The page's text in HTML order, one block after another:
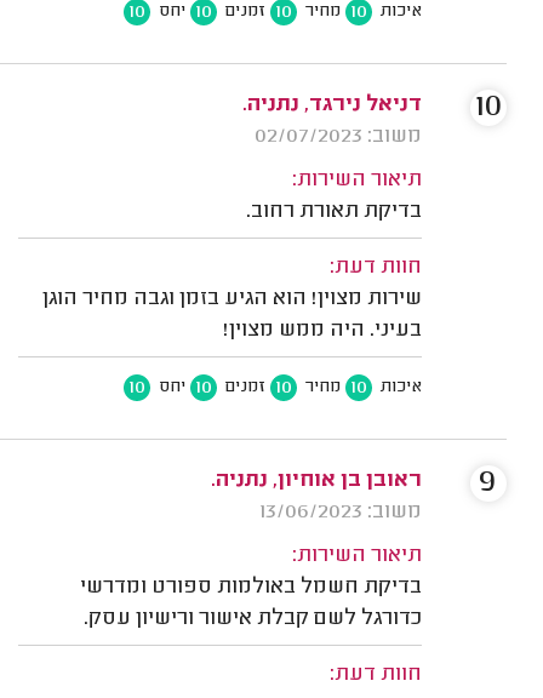
איכות 10 מחיר 10 זמנים 10 יחס 10
דניאל נירגד, נתניה.
משוב: 02/07/2023
תיאור השירות:
בדיקת תאורת רחוב.
חוות דעת:
שירות מצוין! הוא הגיע בזמן וגבה מחיר הוגן
בעיני. היה ממש מצוין!
איכות 10 מחיר 10 זמנים 10 יחס 10
10
ראובן בן אוחיון, נתניה.
משוב: 13/06/2023
תיאור השירות:
בדיקת חשמל באולמות ספורט ומדרשי
כדורגל לשם קבלת אישור ורישיון עסק.
חוות דעת:
9